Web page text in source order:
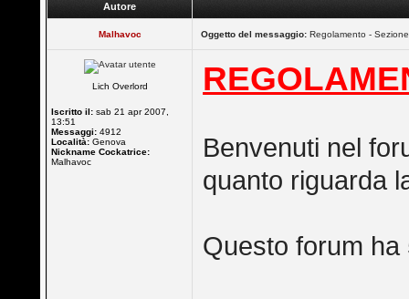
Autore
Malhavoc Oggetto del messaggio: Regolamento -
Lich Overlord
Iscritto il: sab 21 apr 2007,
13:51
Messaggi: 4912
Località: Genova
Nickname Cockatrice:
Malhavoc
Benvenuti nel
quanto riguarda
Questo forum